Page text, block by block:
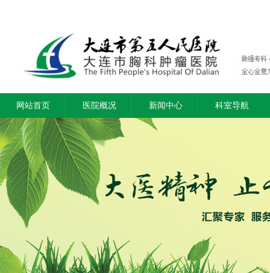
网站首页 医院概况 新闻中心 科室导航